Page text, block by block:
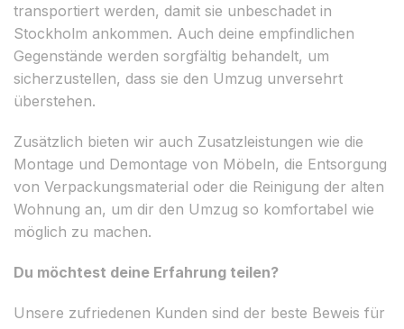
transportiert werden, damit sie unbeschadet in
Stockholm ankommen. Auch deine empfindlichen
Gegenstände werden sorgfältig behandelt, um
sicherzustellen, dass sie den Umzug unversehrt
überstehen.
Zusätzlich bieten wir auch Zusatzleistungen wie die
Montage und Demontage von Möbeln, die Entsorgung
von Verpackungsmaterial oder die Reinigung der alten
Wohnung an, um dir den Umzug so komfortabel wie
möglich zu machen.
Du möchtest deine Erfahrung teilen?
Unsere zufriedenen Kunden sind der beste Beweis für